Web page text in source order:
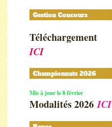
Gestion Concours
Téléchargement
ICI
Championnats 2026
Mis à jour le 8 février
Modalités 2026ICI